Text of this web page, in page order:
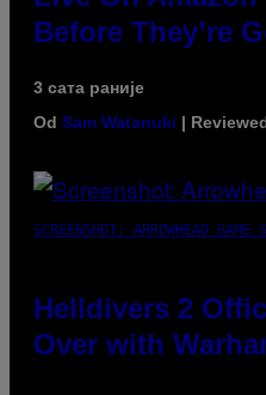
Before They’re
3 сата раније
Od Sam Watanuki |
SCREENSHOT: ARROWHEAD GAME
Helldivers 2
Over with